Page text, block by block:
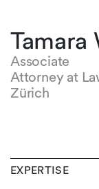
Tamara
Associate
Attorney at
Zürich
EXPERTISE